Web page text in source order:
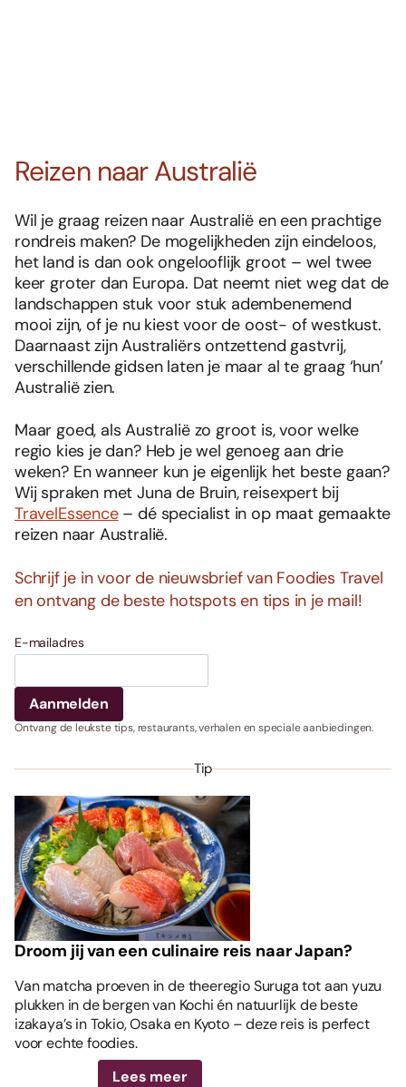
Reizen naar Australië
Wil je graag reizen naar Australië en een prachtige
rondreis maken? De mogelijkheden zijn eindeloos,
het land is dan ook ongelooflijk groot – wel twee
keer groter dan Europa. Dat neemt niet weg dat de
landschappen stuk voor stuk adembenemend
mooi zijn, of je nu kiest voor de oost- of westkust.
Daarnaast zijn Australiërs ontzettend gastvrij,
verschillende gidsen laten je maar al te graag ‘hun’
Australië zien.
Maar goed, als Australië zo groot is, voor welke
regio kies je dan? Heb je wel genoeg aan drie
weken? En wanneer kun je eigenlijk het beste gaan?
Wij spraken met Juna de Bruin, reisexpert bij
TravelEssence– dé specialist in op maat gemaakte
reizen naar Australië.
Schrijf je in voor de nieuwsbrief van Foodies Travel
en ontvang de beste hotspots en tips in je mail!
E-mailadres
Ontvang de leukste tips, restaurants, verhalen en speciale aanbiedingen.
Tip
Droom jij van een culinaire reis naar Japan?
Van matcha proeven in de theeregio Suruga tot aan yuzu
plukken in de bergen van Kochi én natuurlijk de beste
izakaya’s in Tokio, Osaka en Kyoto – deze reis is perfect
voor echte foodies.
Lees meer